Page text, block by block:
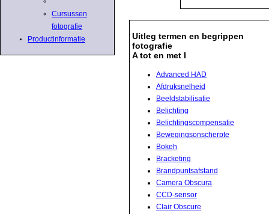
Cursussen
fotografie
Productinformatie
Uitleg termen en begrippen
fotografie
A tot en met I
Advanced HAD
Afdruksnelheid
Beeldstabilisatie
Belichting
Belichtingscompensatie
Bewegingsonscherpte
Bokeh
Bracketing
Brandpuntsafstand
Camera Obscura
CCD-sensor
Clair Obscure